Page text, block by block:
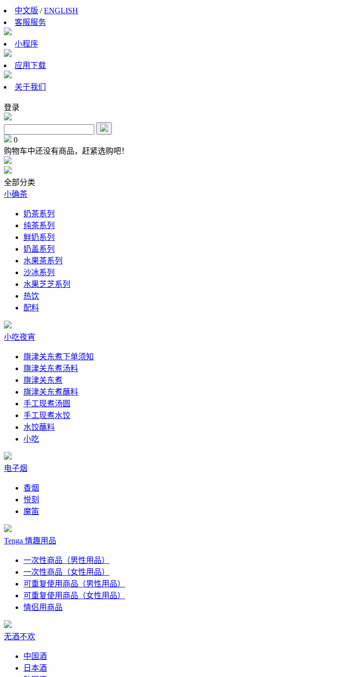
中文版 /ENGLISH
客服服务
小程序
应用下载
关于我们
登录
0
购物车中还没有商品，赶紧选购吧！
全部分类
小确茶
奶茶系列
纯茶系列
鲜奶系列
奶盖系列
水果茶系列
沙冰系列
水果芝芝系列
热饮
配料
小吃夜宵
旗津关东煮下单须知
旗津关东煮汤料
旗津关东煮
旗津关东煮蘸料
手工现煮汤圆
手工现煮水饺
水饺蘸料
小吃
电子烟
香烟
悦刻
魔笛
Tenga 情趣用品
一次性商品（男性用品）
一次性商品（女性用品）
可重复使用商品（男性用品）
可重复使用商品（女性用品）
情侣用商品
无酒不欢
中国酒
日本酒